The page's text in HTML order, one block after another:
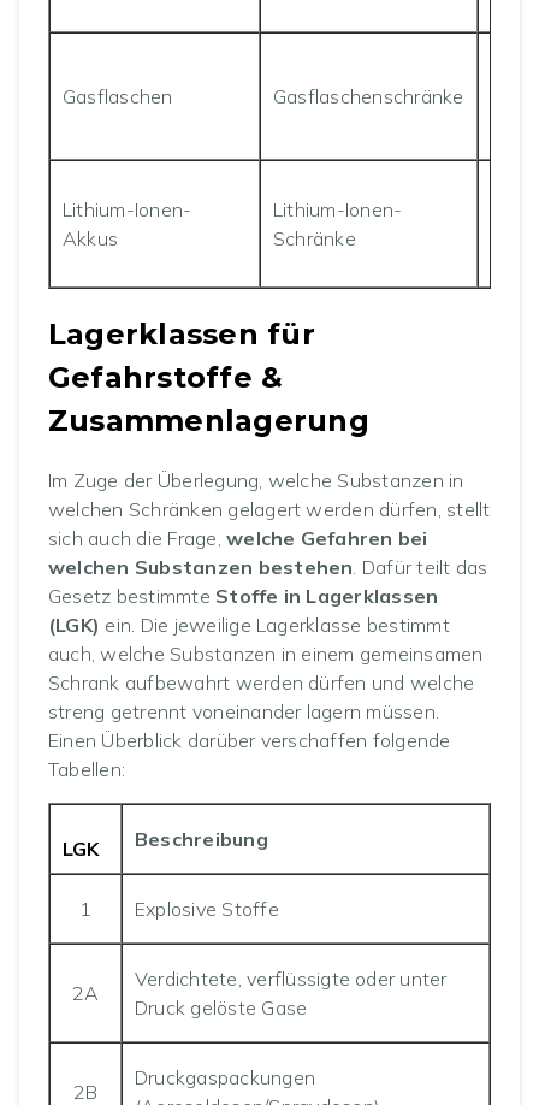
Gasflaschen Gasflaschenschränke
Lithium-Ionen-
Akkus
Lithium-Ionen-
Schränke
Lagerklassen für
Gefahrstoffe &
Zusammenlagerung
Im Zuge der Überlegung, welche Substanzen in
welchen Schränken gelagert werden dürfen, stellt
sich auch die Frage,welche Gefahren bei
welchen Substanzen bestehen. Dafür teilt das
Gesetz bestimmte Stoffe in Lagerklassen
(LGK) ein. Die jeweilige Lagerklasse bestimmt
auch, welche Substanzen in einem gemeinsamen
Schrank aufbewahrt werden dürfen und welche
streng getrennt voneinander lagern müssen.
Einen Überblick darüber verschaffen folgende
Tabellen:
LGK Beschreibung
1 Explosive Stoffe
2A
Verdichtete, verflüssigte oder unter
Druck gelöste Gase
2B
Druckgaspackungen